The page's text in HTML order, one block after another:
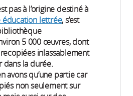
pas à l’origine destiné à
éducation lettrée, s’est
5 000 œuvres, dont
inlassablement
dans la durée.
avons qu’une partie car
non seulement sur